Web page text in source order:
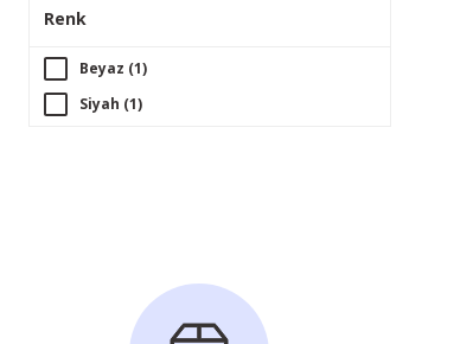
XXL (1)
Renk
Beyaz (1)
Siyah (1)